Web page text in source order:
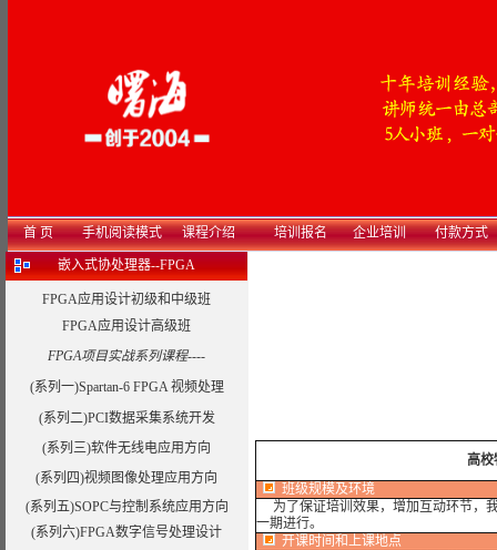
首 页 手机阅读模式 课程介绍 培训报名 企业培训 付款方式
嵌入式协处理器--FPGA
FPGA应用设计初级和中级班
FPGA应用设计高级班
FPGA项目实战系列课程----
(系列一)Spartan-6 FPGA 视频处理
(系列二)PCI数据采集系统开发
(系列三)软件无线电应用方向
(系列四)视频图像处理应用方向
(系列五)SOPC与控制系统应用方向
(系列六)FPGA数字信号处理设计
高
班级规模及环境
为了保证培训效果，增加互动环节，
一期进行。
开课时间和上课地点